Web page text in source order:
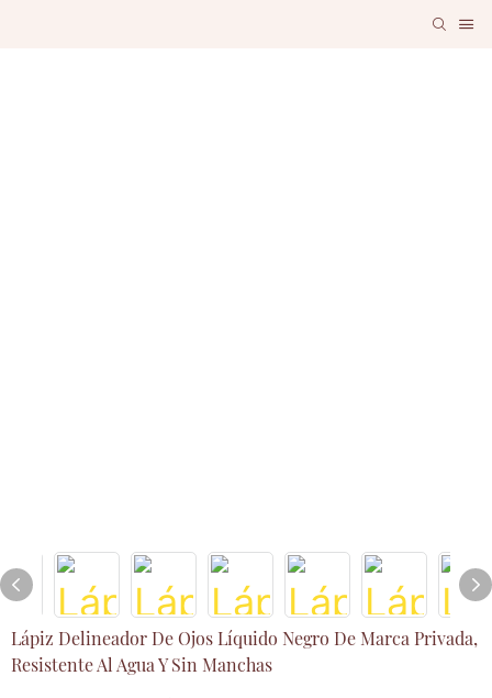
Lápiz Delineador De Ojos Líquido Negro De Marca Privada,
Resistente Al Agua Y Sin Manchas